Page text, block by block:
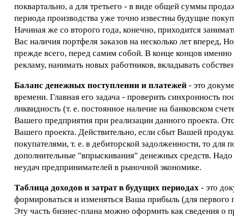
поквартально, а для третьего - в виде общей суммы
периода производства уже точно известны будущие
Начиная же со второго года, конечно, приходится
Вас наличия портфеля заказов на несколько лет
прежде всего, перед самим собой. В конце концов
рекламу, нанимать новых работников, вкладывать
Баланс денежных поступлении и платежей - это
времени. Главная его задача - проверить синхронность
ликвидность (т. е. постоянное наличие на банковском
Вашего предприятия при реализации данного проекта.
Вашего проекта. Действительно, если сбыт Вашей
покупателями, т. е. в дебиторской задолженности, то
дополнительные "впрыскивания" денежных средств.
неудач предпринимателей в рыночной экономике.
Таблица доходов и затрат в будущих периодах - это
формироваться и изменяться Ваша прибыль (для первого
Эту часть бизнес-плана можно оформить как сведения о